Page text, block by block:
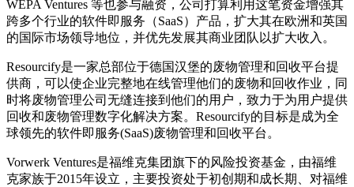
WEPA Ventures 等也参与融资，公司打算利用这笔资金增强其
跨多个行业的软件即服务（SaaS）产品，扩大其在欧洲和英国
的国际市场领导地位，并优先发展其商业团队以扩大收入。
Resourcify是一家总部位于德国汉堡的废物管理和回收平台提
供商，可以使企业完整地在线管理他们的废物和回收作业，同
时将废物管理公司无缝连接到他们的用户，致力于为用户提供
回收和废物管理数字化解决方案。Resourcify的目标是成为全
球领先的软件即服务(SaaS)废物管理和回收平台。
Vorwerk Ventures是福维克集团旗下的风险投资基金，由福维
克家族于2015年设立，主要投资处于初创期和成长期、对福维